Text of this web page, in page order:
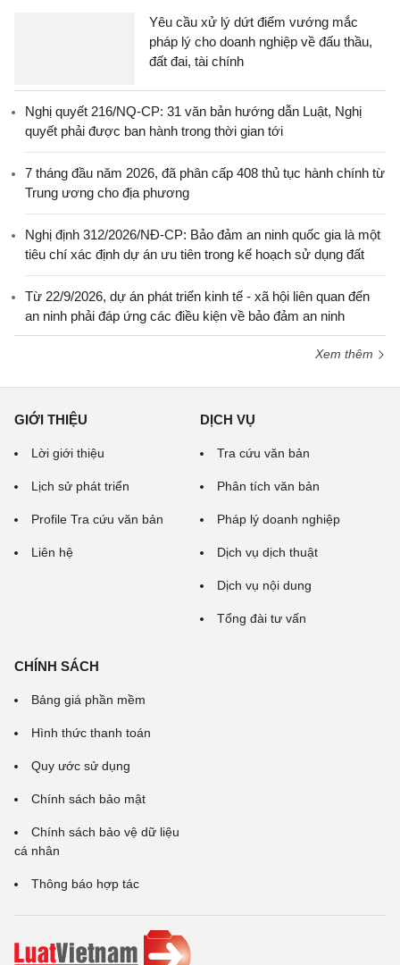
Yêu cầu xử lý dứt điểm vướng mắc
pháp lý cho doanh nghiệp về đấu thầu,
đất đai, tài chính
Nghị quyết 216/NQ-CP: 31 văn bản hướng dẫn Luật, Nghị
quyết phải được ban hành trong thời gian tới
7 tháng đầu năm 2026, đã phân cấp 408 thủ tục hành chính từ
Trung ương cho địa phương
Nghị định 312/2026/NĐ-CP: Bảo đảm an ninh quốc gia là một
tiêu chí xác định dự án ưu tiên trong kế hoạch sử dụng đất
Từ 22/9/2026, dự án phát triển kinh tế - xã hội liên quan đến
an ninh phải đáp ứng các điều kiện về bảo đảm an ninh
Xem thêm
GIỚI THIỆU
Lời giới thiệu
Lịch sử phát triển
Profile Tra cứu văn bản
Liên hệ
DỊCH VỤ
Tra cứu văn bản
Phân tích văn bản
Pháp lý doanh nghiệp
Dịch vụ dịch thuật
Dịch vụ nội dung
Tổng đài tư vấn
CHÍNH SÁCH
Bảng giá phần mềm
Hình thức thanh toán
Quy ước sử dụng
Chính sách bảo mật
Chính sách bảo vệ dữ liệu
cá nhân
Thông báo hợp tác